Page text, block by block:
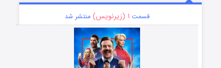
قسمت ۱ (زیرنویس) منتشر شد